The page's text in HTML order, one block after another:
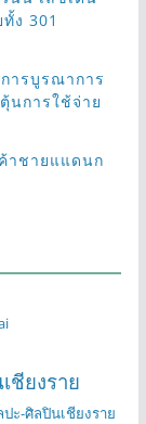
ง 301
ารบูรณาการ
นการใช้จ่าย
าชายแแดนก
ชียงราย
ปะ-ศิลปินเชียงราย